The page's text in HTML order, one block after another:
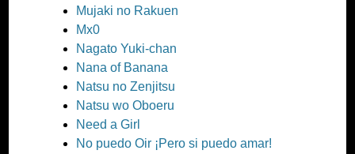
Mujaki no Rakuen
Mx0
Nagato Yuki-chan
Nana of Banana
Natsu no Zenjitsu
Natsu wo Oboeru
Need a Girl
No puedo Oir ¡Pero si puedo amar!